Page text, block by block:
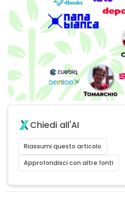
Chiedi all'AI
Riassumi questo articolo
Approfondisci con altre fonti